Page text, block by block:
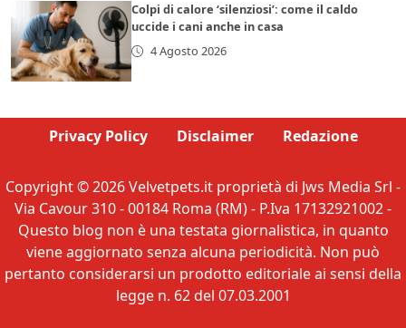
Colpi di calore ‘silenziosi’: come il caldo
uccide i cani anche in casa
4 Agosto 2026
Privacy Policy Disclaimer Redazione
Copyright © 2026 Velvetpets.it proprietà di Jws Media Srl -
Via Cavour 310 - 00184 Roma (RM) - P.Iva 17132921002 -
Questo blog non è una testata giornalistica, in quanto
viene aggiornato senza alcuna periodicità. Non può
pertanto considerarsi un prodotto editoriale ai sensi della
legge n. 62 del 07.03.2001